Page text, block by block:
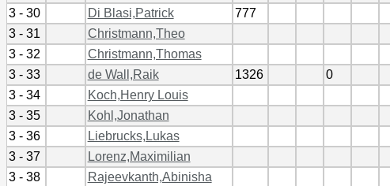
3 - 30
Di Blasi,Patrick
777
3 - 31
Christmann,Theo
3 - 32
Christmann,Thomas
3 - 33
de Wall,Raik 1326 0
3 - 34
Koch,Henry Louis
3 - 35
Kohl,Jonathan
3 - 36
Liebrucks,Lukas
3 - 37
Lorenz,Maximilian
3 - 38
Rajeevkanth,Abinisha